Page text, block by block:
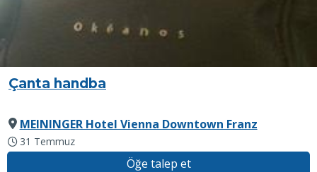
Çanta handba
MEININGER Hotel Vienna Downtown Franz
31 Temmuz
Öğe talep et